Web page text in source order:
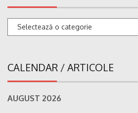
Categorii
CALENDAR / ARTICOLE
AUGUST 2026